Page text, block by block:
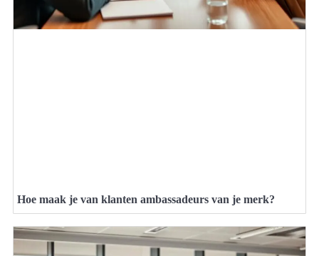
Hoe maak je van klanten ambassadeurs van je merk?